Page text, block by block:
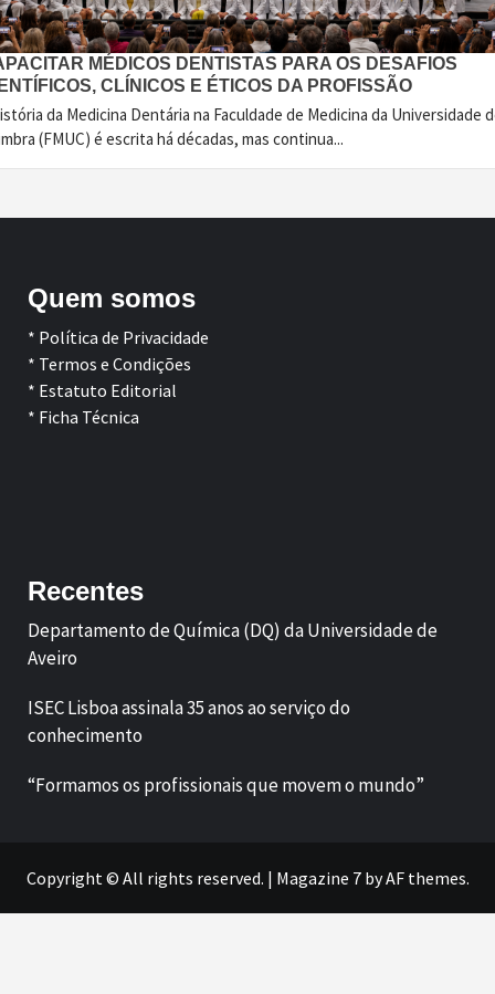
MÉDICOS DENTISTAS PARA OS DESAFIOS
CLÍNICOS E ÉTICOS DA PROFISSÃO
da Medicina Dentária na Faculdade de Medicina da Universidade
(FMUC) é escrita há décadas, mas continua...
Quem somos
* Política de Privacidade
* Termos e Condições
* Estatuto Editorial
* Ficha Técnica
Recentes
Departamento de Química (DQ) da Universidade de
Aveiro
ISEC Lisboa assinala 35 anos ao serviço do
conhecimento
“Formamos os profissionais que movem o mundo”
Copyright © All rights reserved. | Magazine 7by AF themes.